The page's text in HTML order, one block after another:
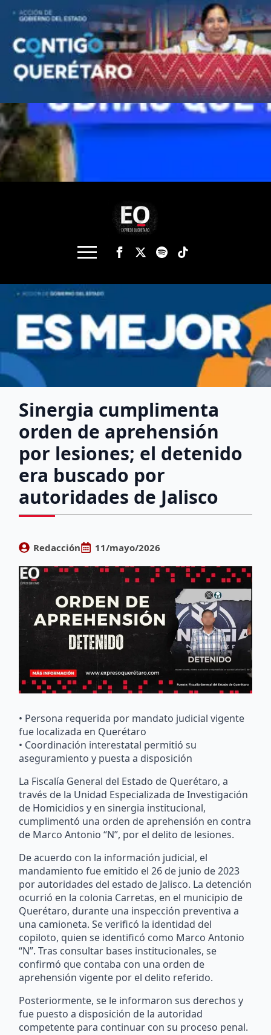
Sinergia cumplimenta
orden de aprehensión
por lesiones; el detenido
era buscado por
autoridades de Jalisco
Redacción 11/mayo/2026
• Persona requerida por mandato judicial vigente
fue localizada en Querétaro
• Coordinación interestatal permitió su
aseguramiento y puesta a disposición
La Fiscalía General del Estado de Querétaro, a
través de la Unidad Especializada de Investigación
de Homicidios y en sinergia institucional,
cumplimentó una orden de aprehensión en contra
de Marco Antonio “N”, por el delito de lesiones.
De acuerdo con la información judicial, el
mandamiento fue emitido el 26 de junio de 2023
por autoridades del estado de Jalisco. La detención
ocurrió en la colonia Carretas, en el municipio de
Querétaro, durante una inspección preventiva a
una camioneta. Se verificó la identidad del
copiloto, quien se identificó como Marco Antonio
“N”. Tras consultar bases institucionales, se
confirmó que contaba con una orden de
aprehensión vigente por el delito referido.
Posteriormente, se le informaron sus derechos y
fue puesto a disposición de la autoridad
competente para continuar con su proceso penal.